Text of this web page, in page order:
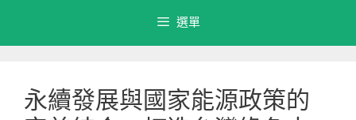
選單
永續發展與國家能源政策的